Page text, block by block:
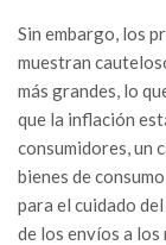
Sin embargo, los
muestran
más grandes, lo
que la inflación
consumidores, un
bienes de
para el cuidado
de los envíos a los